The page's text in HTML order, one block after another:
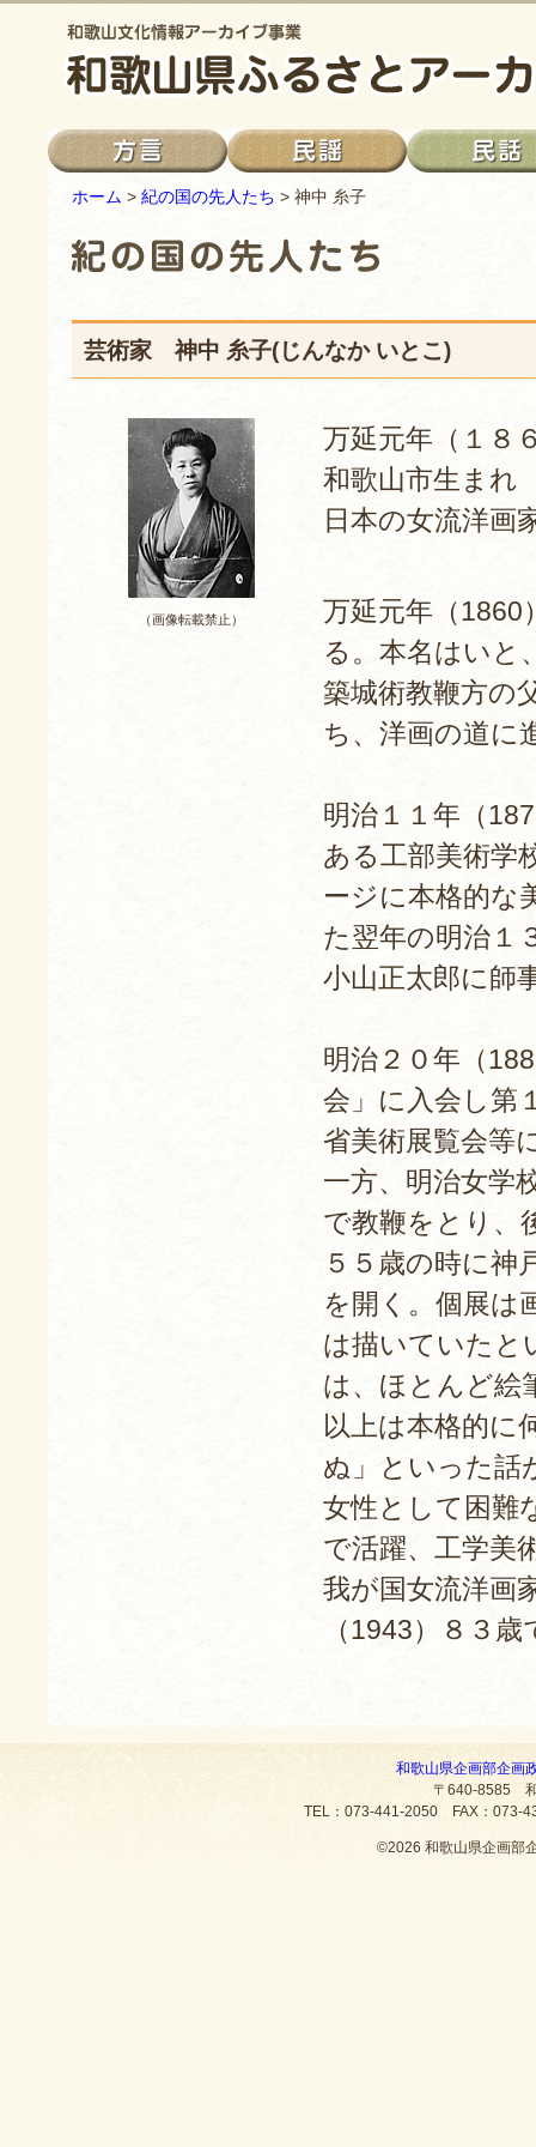
ホーム > 紀の国の先人たち > 神中 糸子
芸術家 神中 糸子(じんなか いとこ)
万延元年（１８
和歌山市生まれ
日本の女流洋画
万延元年（1860
る。本名はいと
築城術教鞭方の
ち、洋画の道に
明治１１年（
ある工部美術学
ージに本格的な
た翌年の明治１
小山正太郎に師
明治２０年（
会」に入会し第
省美術展覧会等
一方、明治女学
で教鞭をとり、
５５歳の時に神
を開く。個展は
は描いていたと
は、ほとんど絵
以上は本格的に
ぬ」といった話
女性として困難
で活躍、工学美
我が国女流洋画
（1943）８３
（画像転載禁止）
和歌山県企画部企画
〒640-8585
TEL：073-441-2050 FAX：073-
©2026 和歌山県企画部